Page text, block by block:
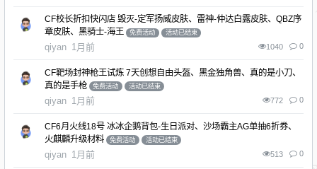
CF校长折扣快闪店 毁灭-定军扬威皮肤、雷神-仲达白露皮肤、QBZ序
章皮肤、黑骑士-海王
免费活动 活动已结束
qiyan 1月前 1040 0
CF靶场封神枪王试炼 7天创想自由头盔、黑金独角兽、真的是小刀、
真的是手枪
免费活动 活动已结束
qiyan 1月前 772 0
CF6月火线18号 冰冰企鹅背包-生日派对、沙场霸主AG单抽6折券、
火麒麟升级材料
免费活动 活动已结束
qiyan 1月前 513 0